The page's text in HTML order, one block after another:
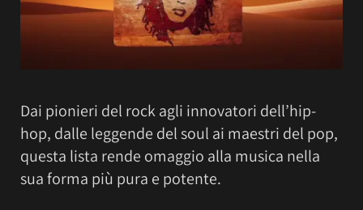
Dai pionieri del rock agli innovatori dell’hip-
hop, dalle leggende del soul ai maestri del pop,
questa lista rende omaggio alla musica nella
sua forma più pura e potente.